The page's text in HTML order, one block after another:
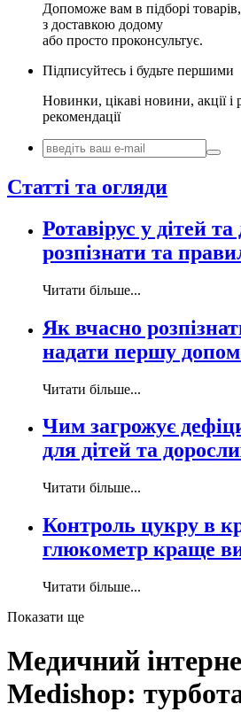
Допоможе вам в підборі
з доставкою додому
або просто проконсультує.
Підписуйтесь і будьте першими
Новинки, цікаві новини, акції і
рекомендації
Статті та огляди
Ротавірус у дітей
розпізнати та
Читати більше...
Як вчасно
надати першу
Читати більше...
Чим загрожує
для дітей та
Читати більше...
Контроль цукру в
глюкометр краще
Читати більше...
Показати ще
Медичний
Medishop: